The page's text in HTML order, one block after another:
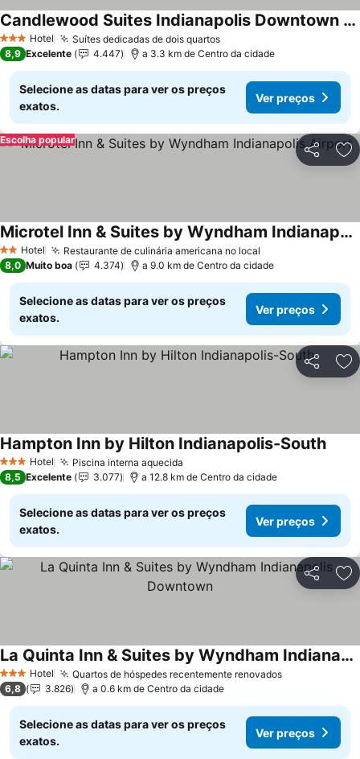
3 EstrelasHotel Suítes dedicadas de dois quartos
Candlewood Suites Indianapolis Downtown Medical District by IHG
8,9 Excelente 4.447 a 3.3 km de Centro da cidade
Selecione as datas para ver os preços
exatos.
Ver preços
Partilhar
Escolha popular
2 Estrelas
Hotel Restaurante de culinária americana no local
Microtel Inn & Suites by Wyndham Indianapolis Airport
8,0 Muito boa 4.374 a 9.0 km de Centro da cidade
Selecione as datas para ver os preços
exatos.
Ver preços
Partilhar
3 EstrelasHotel Piscina interna aquecida
Hampton Inn by Hilton Indianapolis-South
8,5 Excelente 3.077 a 12.8 km de Centro da cidade
Selecione as datas para ver os preços
exatos.
Ver preços
Partilhar
3 EstrelasHotel Quartos de hóspedes recentemente renovados
La Quinta Inn & Suites by Wyndham Indianapolis Downtown
6,8 3.826 a 0.6 km de Centro da cidade
Selecione as datas para ver os preços
exatos.
Ver preços